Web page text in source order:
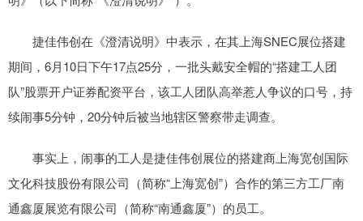
捷佳伟创在《澄清说明》中表示，在其上海SNEC展位搭建
期间，6月10日下午17点25分，一批头戴安全帽的“搭建工人团
队”股票开户证券配资平台，该工人团队高举惹人争议的口号，持
续闹事5分钟，20分钟后被当地辖区警察带走调查。
事实上，闹事的工人是捷佳伟创展位的搭建商上海宽创国际
文化科技股份有限公司（简称“上海宽创”）合作的第三方工厂南
通鑫厦展览有限公司（简称“南通鑫厦”）的员工。